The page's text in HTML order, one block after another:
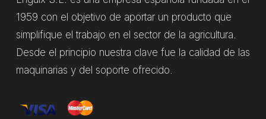
1959 con el objetivo de aportar un producto que
simplifique el trabajo en el sector de la agricultura.
Desde el principio nuestra clave fue la calidad de las
maquinarias y del soporte ofrecido.